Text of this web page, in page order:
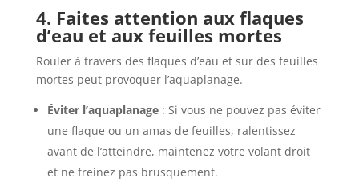
4. Faites attention aux flaques
d’eau et aux feuilles mortes
Rouler à travers des flaques d’eau et sur des feuilles
mortes peut provoquer l’aquaplanage.
Éviter l’aquaplanage: Si vous ne pouvez pas éviter
une flaque ou un amas de feuilles, ralentissez
avant de l’atteindre, maintenez votre volant droit
et ne freinez pas brusquement.